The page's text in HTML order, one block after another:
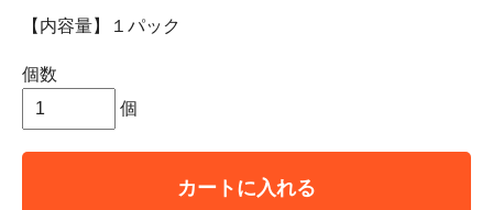
【内容量】１パック
個数
個
カートに入れる